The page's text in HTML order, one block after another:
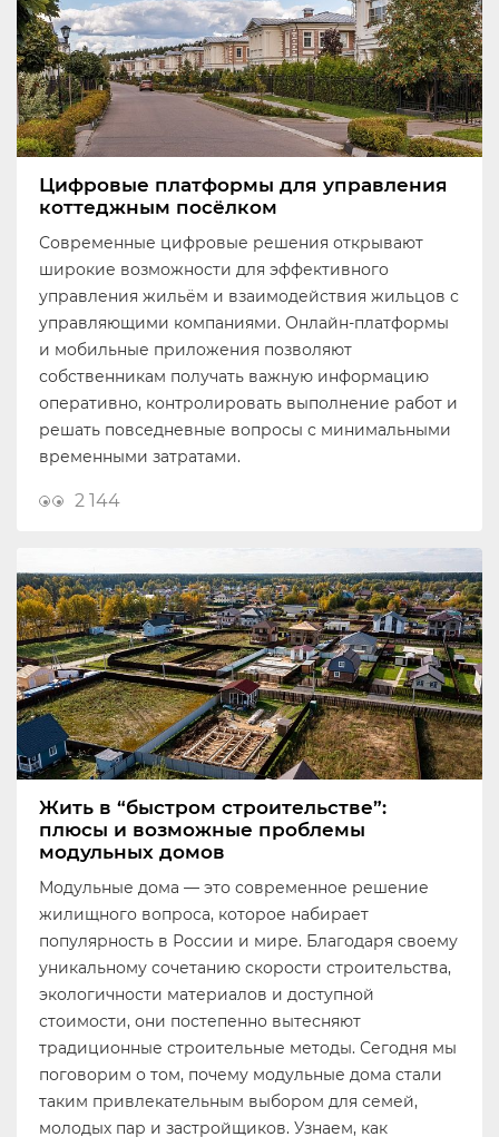
Цифровые платформы для управления
коттеджным посёлком
Современные цифровые решения открывают
широкие возможности для эффективного
управления жильём и взаимодействия жильцов с
управляющими компаниями. Онлайн-платформы
и мобильные приложения позволяют
собственникам получать важную информацию
оперативно, контролировать выполнение работ и
решать повседневные вопросы с минимальными
временными затратами.
2 144
Жить в “быстром строительстве”:
плюсы и возможные проблемы
модульных домов
Модульные дома — это современное решение
жилищного вопроса, которое набирает
популярность в России и мире. Благодаря своему
уникальному сочетанию скорости строительства,
экологичности материалов и доступной
стоимости, они постепенно вытесняют
традиционные строительные методы. Сегодня мы
поговорим о том, почему модульные дома стали
таким привлекательным выбором для семей,
молодых пар и застройщиков. Узнаем, как